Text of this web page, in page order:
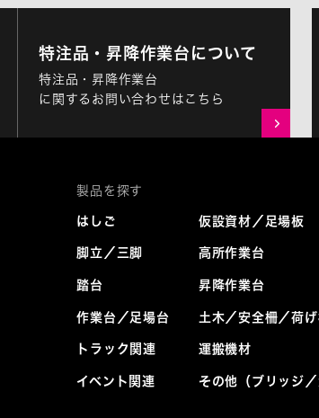
特注品・昇降作業台について
特注品・昇降作業台
に関するお問い合わせはこちら
はしご
脚立／三脚
踏台
作業台／足場台
トラック関連
イベント関連
仮設資材／足場板
高所作業台
昇降作業台
土木／安全柵／荷
運搬機材
その他（ブリッジ